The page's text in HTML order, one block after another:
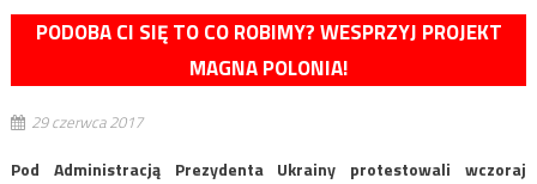
PODOBA CI SIĘ TO CO ROBIMY? WESPRZYJ PROJEKT
MAGNA POLONIA!
29 czerwca 2017
Pod Administracją Prezydenta Ukrainy protestowali wczoraj